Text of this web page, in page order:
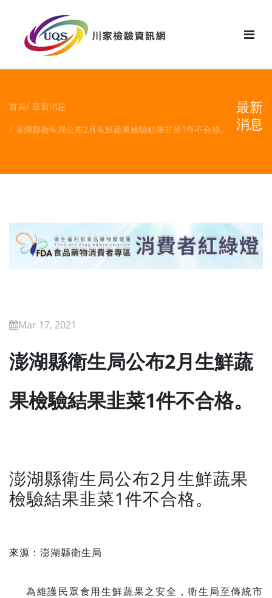
首頁 最新消息
澎湖縣衛生局公布2月生鮮蔬果檢驗結果韭菜1件不合格。
最新
消息
Mar 17, 2021
澎湖縣衛生局公布2月生鮮蔬
果檢驗結果韭菜1件不合格。
澎湖縣衛生局公布2月生鮮蔬果
檢驗結果韭菜1件不合格。
來源：澎湖縣衛生局
為維護民眾食用生鮮蔬果之安全，衛生局至傳統市